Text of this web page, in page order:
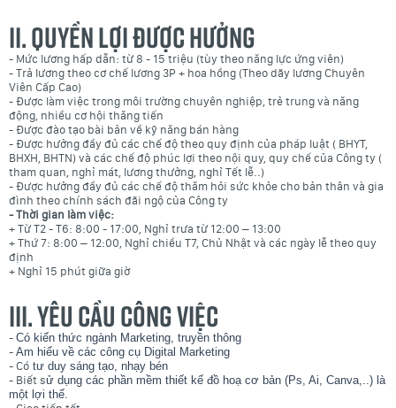
II. QUYỀN LỢI ĐƯỢC HƯỞNG
- Mức lương hấp dẫn: từ 8 - 15 triệu (tùy theo năng lực ứng viên)
- Trả lương theo cơ chế lương 3P + hoa hồng (Theo dãy lương Chuyên
Viên Cấp Cao)
- Được làm việc trong môi trường chuyên nghiệp, trẻ trung và năng
động, nhiều cơ hội thăng tiến
- Được đào tạo bài bản về kỹ năng bán hàng
- Được hưởng đầy đủ các chế độ theo quy định của pháp luật ( BHYT,
BHXH, BHTN) và các chế độ phúc lợi theo nội quy, quy chế của Công ty (
tham quan, nghỉ mát, lương thưởng, nghỉ Tết lễ..)
- Được hưởng đầy đủ các chế độ thăm hỏi sức khỏe cho bản thân và gia
đình theo chính sách đãi ngộ của Công ty
- Thời gian làm việc:
+ Từ T2 - T6: 8:00 - 17:00, Nghỉ trưa từ 12:00 – 13:00
+ Thứ 7: 8:00 – 12:00, Nghỉ chiều T7, Chủ Nhật và các ngày lễ theo quy
định
+ Nghỉ 15 phút giữa giờ
III. YÊU CẦU CÔNG VIỆC
- Có kiến thức ngành Marketing, truyền thông
- Am hiểu về các công cụ Digital Marketing
- Có tư duy sáng tạo, nhạy bén
- Biết sử dụng các phần mềm thiết kế đồ hoạ cơ bản (Ps, Ai, Canva,..) là
một lợi thế.